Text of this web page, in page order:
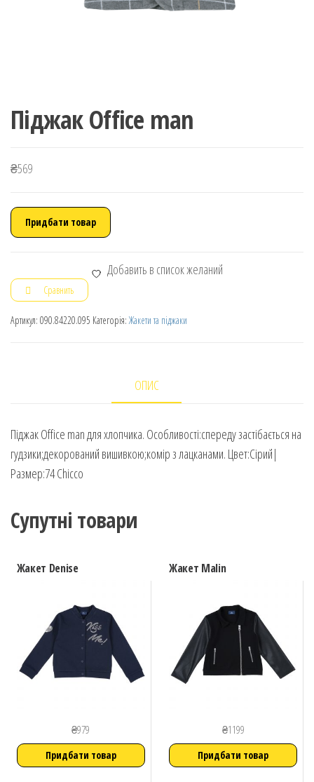
Піджак Office man
₴569
Придбати товар
Добавить в список желаний
Сравнить
Артикул: 090.84220.095 Категорія:Жакети та піджаки
ОПИС
Піджак Office man для хлопчика. Особливості:спереду застібається на
гудзики;декорований вишивкою;комір з лацканами. Цвет:Сірий|
Размер:74 Chicco
Супутні товари
Жакет Denise
₴979
Придбати товар
Жакет Malin
₴1199
Придбати товар